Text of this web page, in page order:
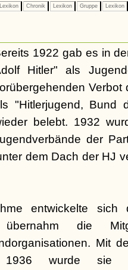
Lexikon Chronik Lexikon Gruppe Lexikon
1922 gab es in
Hitler" als
Verbot
"Hitlerjugend, Bund
belebt. 1932
der
dem Dach der HJ
entwickelte
übernahm die
Mit
wurde sie